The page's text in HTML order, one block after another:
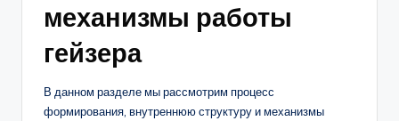
механизмы работы
гейзера
В данном разделе мы рассмотрим процесс
формирования, внутреннюю структуру и механизмы